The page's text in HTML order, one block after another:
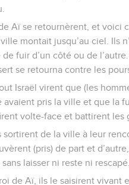
Aï se retournèrent, et voici
montait jusqu’au ciel. Ils
de fuir d’un côté ou de
se retourna contre les
Israël virent que (les
avaient pris la ville et que la
volte-face et battirent les
sortirent de la ville à leur
(pris) de part et
laisser ni reste ni rescapé.
de Aï, ils le saisirent vivant